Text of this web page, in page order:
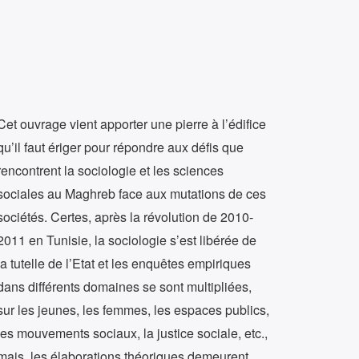
ouvrage vient apporter une pierre à l’édifice
faut ériger pour répondre aux défis que
la sociologie et les sciences
au Maghreb face aux mutations de ces
Certes, après la révolution de 2010-
en Tunisie, la sociologie s’est libérée de
tutelle de l’Etat et les enquêtes empiriques
différents domaines se sont multipliées,
les jeunes, les femmes, les espaces publics,
mouvements sociaux, la justice sociale, etc.,